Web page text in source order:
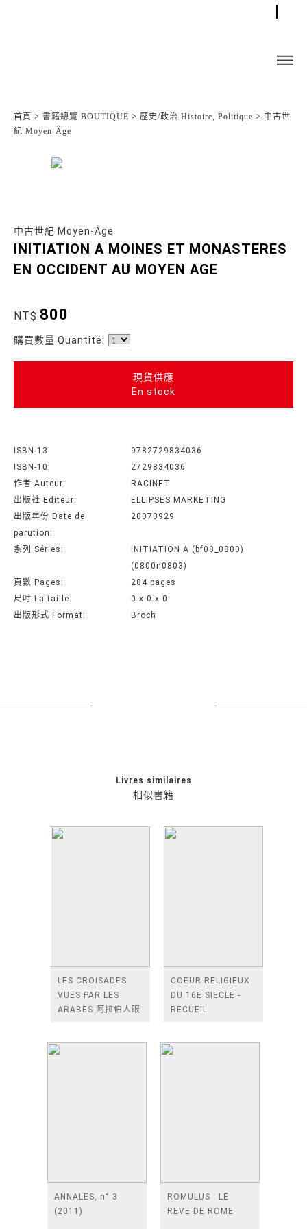
首頁 > 書籍總覽 BOUTIQUE > 歷史/政治 Histoire, Politique > 中古世
紀 Moyen-Âge
中古世紀 Moyen-Âge
INITIATION A MOINES ET MONASTERES
EN OCCIDENT AU MOYEN AGE
NT$ 800
購買數量 Quantité:
現貨供應
En stock
ISBN-13:
9782729834036
ISBN-10:
2729834036
作者 Auteur:
RACINET
出版社 Editeur:
ELLIPSES MARKETING
出版年份 Date de
parution:
20070929
系列 Séries:
INITIATION A (bf08_0800)
(0800n0803)
頁數 Pages:
284 pages
尺吋 La taille:
0 x 0 x 0
出版形式 Format:
Broch
相似書籍
Livres similaires
LES CROISADES
VUES PAR LES
ARABES 阿拉伯人眼
COEUR RELIGIEUX
DU 16E SIECLE -
RECUEIL
ANNALES, n° 3
(2011)
ROMULUS : LE
REVE DE ROME